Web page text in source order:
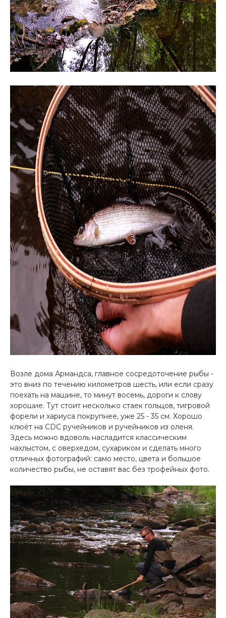
Возле дома Армандса, главное сосредоточение рыбы -
это вниз по течению километров шесть, или если сразу
поехать на машине, то минут восемь, дороги к слову
хорошие. Тут стоит несколько стаек гольцов, тигровой
форели и хариуса покрупнее, уже 25 - 35 см. Хорошо
клюёт на CDC ручейников и ручейников из оленя.
Здесь можно вдоволь насладится классическим
нахлыстом, с оверхедом, сухариком и сделать много
отличных фотографий: само место, цвета и большое
количество рыбы, не оставят вас без трофейных фото.